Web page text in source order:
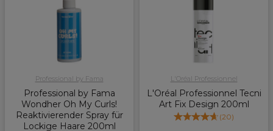
Professional by Fama
Professional by Fama
Wondher Oh My Curls!
Reaktivierender Spray für
Lockige Haare 200ml
L'Oréal Professionnel
L'Oréal Professionnel Tecni
Art Fix Design 200ml
(20)